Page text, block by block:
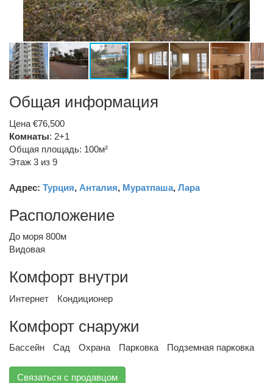
Общая информация
Цена €76,500
Комнаты: 2+1
Общая площадь: 100м²
Этаж 3 из 9
Адрес: Турция, Анталия, Муратпаша, Лара
Расположение
До моря 800м
Видовая
Комфорт внутри
Интернет Кондиционер
Комфорт снаружи
Бассейн Сад Охрана Парковка Подземная парковка
Связаться с продавцом